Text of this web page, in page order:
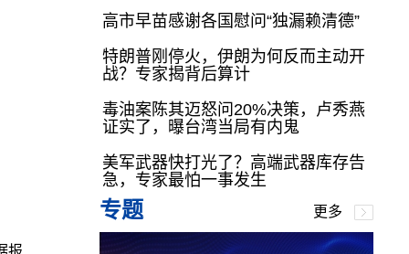
报
高市早苗感谢各国慰问“独漏赖清德”
特朗普刚停火，伊朗为何反而主动开
战？专家揭背后算计
毒油案陈其迈怒问20%决策，卢秀燕
证实了，曝台湾当局有内鬼
美军武器快打光了？高端武器库存告
急，专家最怕一事发生
专题 更多